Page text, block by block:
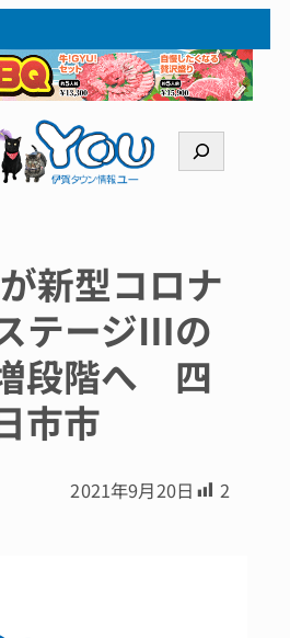
索
新型コロナ
テージⅢの
段階へ 四
市市
2021年9月20日 2